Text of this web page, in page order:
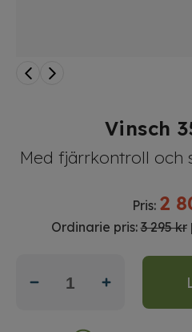
Vinsch
Med fjärrkontroll och
Pris: 2
Ordinarie pris: 3 295 kr |